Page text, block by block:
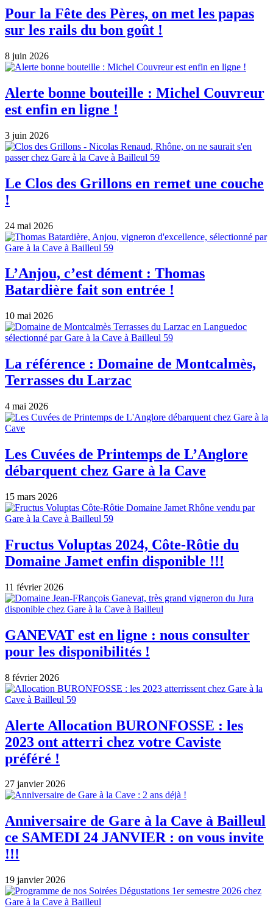
Pour la Fête des Pères, on met les papas
sur les rails du bon goût !
8 juin 2026
Alerte bonne bouteille : Michel Couvreur
est enfin en ligne !
3 juin 2026
Le Clos des Grillons en remet une couche
!
24 mai 2026
L’Anjou, c’est dément : Thomas
Batardière fait son entrée !
10 mai 2026
La référence : Domaine de Montcalmès,
Terrasses du Larzac
4 mai 2026
Les Cuvées de Printemps de L’Anglore
débarquent chez Gare à la Cave
15 mars 2026
Fructus Voluptas 2024, Côte-Rôtie du
Domaine Jamet enfin disponible !!!
11 février 2026
GANEVAT est en ligne : nous consulter
pour les disponibilités !
8 février 2026
Alerte Allocation BURONFOSSE : les
2023 ont atterri chez votre Caviste
préféré !
27 janvier 2026
Anniversaire de Gare à la Cave à Bailleul
ce SAMEDI 24 JANVIER : on vous invite
!!!
19 janvier 2026